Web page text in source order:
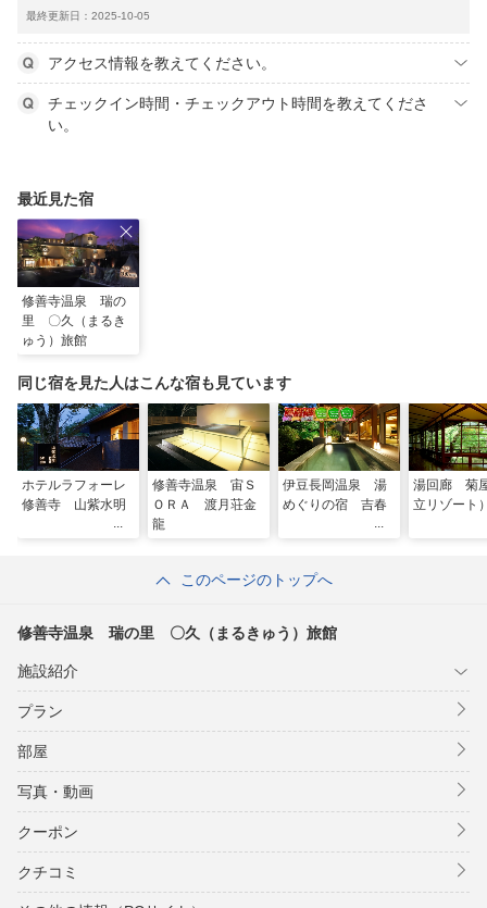
最終更新日：2025-10-05
アクセス情報を教えてください。
チェックイン時間・チェックアウト時間を教えてくださ
い。
最近見た宿
修善寺温泉 瑞の
里 〇久（まるき
ゅう）旅館
同じ宿を見た人はこんな宿も見ています
ホテルラフォーレ
修善寺 山紫水明
修善寺温泉 宙Ｓ
ＯＲＡ 渡月荘金
龍
伊豆長岡温泉 湯
めぐりの宿 吉春
湯回廊 菊
立リゾート
このページのトップへ
修善寺温泉 瑞の里 〇久（まるきゅう）旅館
施設紹介
プラン
部屋
写真・動画
クーポン
クチコミ